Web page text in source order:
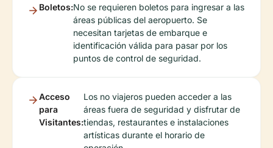
Boletos:No se requieren boletos para ingresar a las
áreas públicas del aeropuerto. Se
necesitan tarjetas de embarque e
identificación válida para pasar por los
puntos de control de seguridad.
Acceso
para
Visitantes:
Los no viajeros pueden acceder a las
áreas fuera de seguridad y disfrutar de
tiendas, restaurantes e instalaciones
artísticas durante el horario de